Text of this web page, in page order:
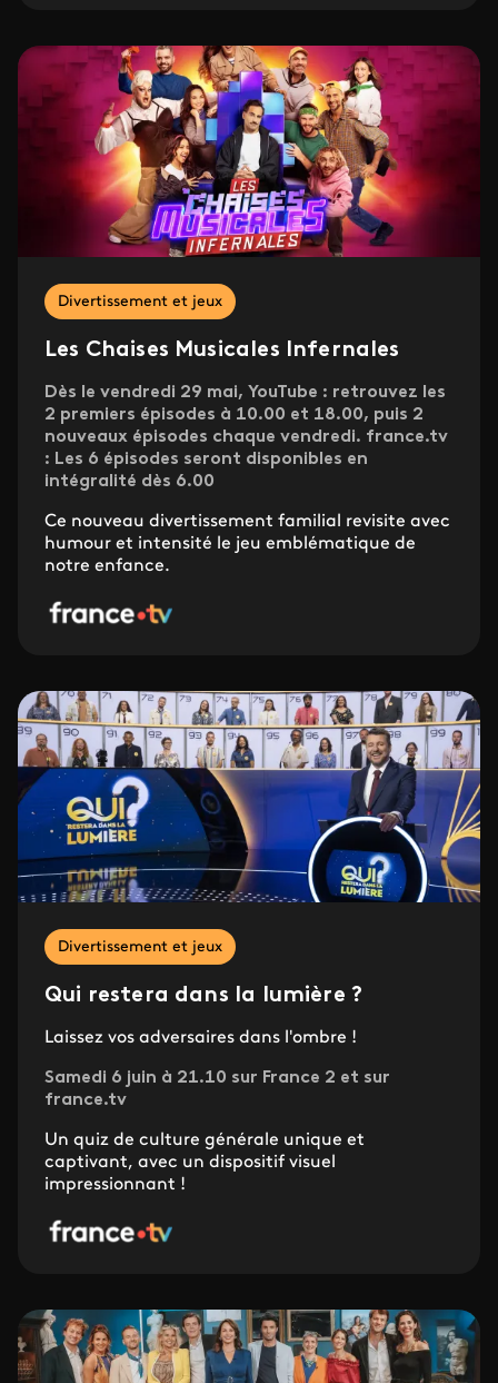
Divertissement et jeux
Les Chaises Musicales Infernales
Dès le vendredi 29 mai, YouTube : retrouvez les
2 premiers épisodes à 10.00 et 18.00, puis 2
nouveaux épisodes chaque vendredi. france.tv
: Les 6 épisodes seront disponibles en
intégralité dès 6.00
Ce nouveau divertissement familial revisite avec
humour et intensité le jeu emblématique de
notre enfance.
Divertissement et jeux
Qui restera dans la lumière ?
Laissez vos adversaires dans l'ombre !
Samedi 6 juin à 21.10 sur France 2 et sur
france.tv
Un quiz de culture générale unique et
captivant, avec un dispositif visuel
impressionnant !